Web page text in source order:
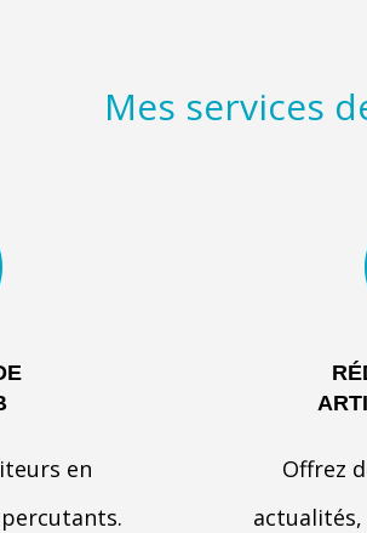
Mes services
en
Offrez